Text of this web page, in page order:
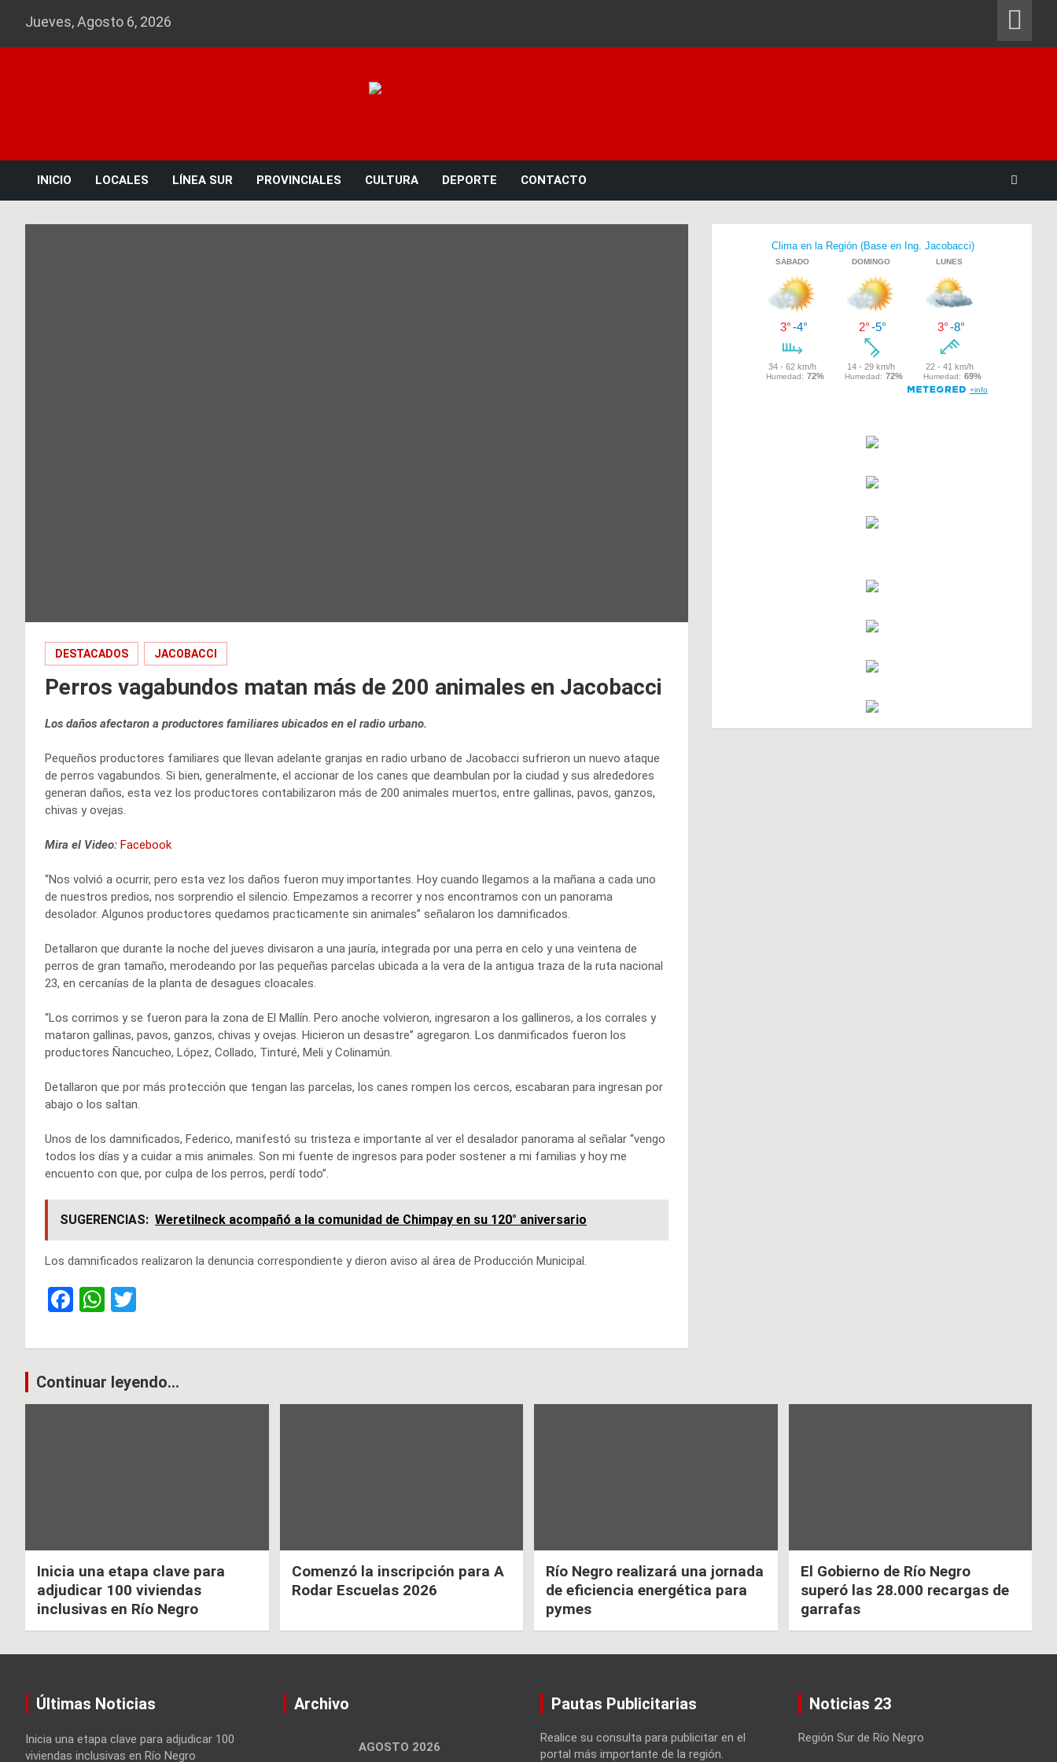
Jueves, Agosto 6, 2026
INICIO LOCALES LÍNEA SUR PROVINCIALES CULTURA DEPORTE CONTACTO
DESTACADOS JACOBACCI
Perros vagabundos matan más de 200 animales en Jacobacci
Los daños afectaron a productores familiares ubicados en el radio urbano.
Pequeños productores familiares que llevan adelante granjas en radio urbano de Jacobacci sufrieron un nuevo ataque
de perros vagabundos. Si bien, generalmente, el accionar de los canes que deambulan por la ciudad y sus alrededores
generan daños, esta vez los productores contabilizaron más de 200 animales muertos, entre gallinas, pavos, ganzos,
chivas y ovejas.
Mira el Video: Facebook
“Nos volvió a ocurrir, pero esta vez los daños fueron muy importantes. Hoy cuando llegamos a la mañana a cada uno
de nuestros predios, nos sorprendio el silencio. Empezamos a recorrer y nos encontramos con un panorama
desolador. Algunos productores quedamos practicamente sin animales” señalaron los damnificados.
Detallaron que durante la noche del jueves divisaron a una jauría, integrada por una perra en celo y una veintena de
perros de gran tamaño, merodeando por las pequeñas parcelas ubicada a la vera de la antigua traza de la ruta nacional
23, en cercanías de la planta de desagues cloacales.
“Los corrimos y se fueron para la zona de El Mallín. Pero anoche volvieron, ingresaron a los gallineros, a los corrales y
mataron gallinas, pavos, ganzos, chivas y ovejas. Hicieron un desastre” agregaron. Los danmificados fueron los
productores Ñancucheo, López, Collado, Tinturé, Meli y Colinamún.
Detallaron que por más protección que tengan las parcelas, los canes rompen los cercos, escabaran para ingresan por
abajo o los saltan.
Unos de los damnificados, Federico, manifestó su tristeza e importante al ver el desalador panorama al señalar “vengo
todos los días y a cuidar a mis animales. Son mi fuente de ingresos para poder sostener a mi familias y hoy me
encuento con que, por culpa de los perros, perdí todo”.
SUGERENCIAS: Weretilneck acompañó a la comunidad de Chimpay en su 120° aniversario
Los damnificados realizaron la denuncia correspondiente y dieron aviso al área de Producción Municipal.
F
ce
b
o
W
at
s
A
tt
er
Navegación
Continuar leyendo...
Inicia una etapa clave para
adjudicar 100 viviendas
inclusivas en Río Negro
Comenzó la inscripción para A
Rodar Escuelas 2026
Río Negro realizará una jornada
de eficiencia energética para
pymes
El Gobierno de Río Negro
superó las 28.000 recargas de
garrafas
Últimas Noticias
Inicia una etapa clave para adjudicar 100
viviendas inclusivas en Río Negro
Archivo
AGOSTO 2026
Pautas Publicitarias
Realice su consulta para publicitar en el
portal más importante de la región.
Noticias 23
Región Sur de Río Negro